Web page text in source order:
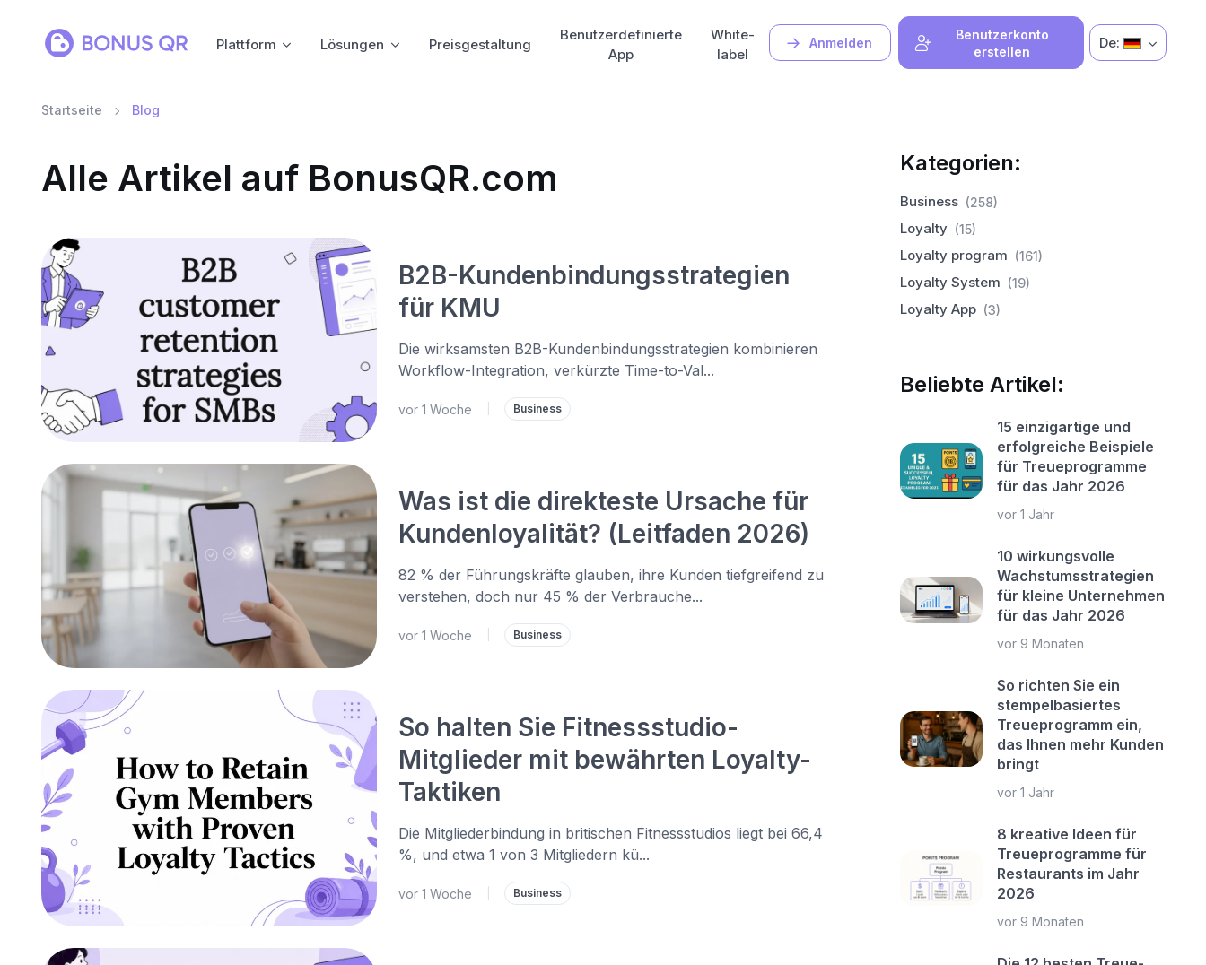
Anmelden
Benutzerkonto
erstellen
Plattform Lösungen Preisgestaltung
Benutzerdefinierte
App
White-
label
De:
Startseite Blog
Alle Artikel auf BonusQR.com
B2B-Kundenbindungsstrategien
für KMU
Die wirksamsten B2B-Kundenbindungsstrategien kombinieren
Workflow-Integration, verkürzte Time-to-Val...
vor 1 Woche Business
Was ist die direkteste Ursache für
Kundenloyalität? (Leitfaden 2026)
82 % der Führungskräfte glauben, ihre Kunden tiefgreifend zu
verstehen, doch nur 45 % der Verbrauche...
vor 1 Woche Business
So halten Sie Fitnessstudio-
Mitglieder mit bewährten Loyalty-
Taktiken
Die Mitgliederbindung in britischen Fitnessstudios liegt bei 66,4
%, und etwa 1 von 3 Mitgliedern kü...
vor 1 Woche Business
Kategorien:
Business (258)
Loyalty (15)
Loyalty program (161)
Loyalty System (19)
Loyalty App (3)
Beliebte Artikel:
15 einzigartige und
erfolgreiche Beispiele
für Treueprogramme
für das Jahr 2026
vor 1 Jahr
10 wirkungsvolle
Wachstumsstrategien
für kleine Unternehmen
für das Jahr 2026
vor 9 Monaten
So richten Sie ein
stempelbasiertes
Treueprogramm ein,
das Ihnen mehr Kunden
bringt
vor 1 Jahr
8 kreative Ideen für
Treueprogramme für
Restaurants im Jahr
2026
vor 9 Monaten